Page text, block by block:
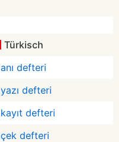
Türkisch
anı defteri
yazı defteri
kayıt defteri
çek defteri